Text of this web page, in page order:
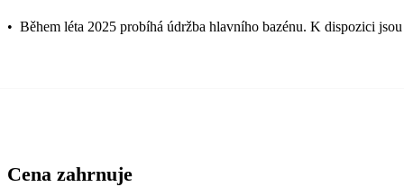
• Během léta 2025 probíhá údržba hlavního bazénu. K dispozici
Cena zahrnuje